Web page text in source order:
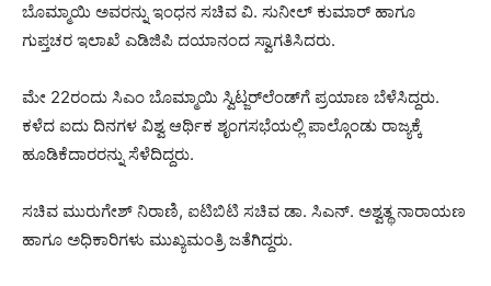
ಬೊಮ್ಮಾಯಿ ಅವರನ್ನು ಇಂಧನ ಸಚಿವ ವಿ. ಸುನೀಲ್ ಕುಮಾರ್ ಹಾಗೂ
ಗುಪ್ತಚರ ಇಲಾಖೆ ಎಡಿಜಿಪಿ ದಯಾನಂದ ಸ್ವಾಗತಿಸಿದರು.
ಮೇ 22ರಂದು ಸಿಎಂ ಬೊಮ್ಮಾಯಿ ಸ್ವಿಟ್ಜರ್‌ಲೆಂಡ್‌ಗೆ ಪ್ರಯಾಣ ಬೆಳೆಸಿದ್ದರು.
ಕಳೆದ ಐದು ದಿನಗಳ ವಿಶ್ವ ಆರ್ಥಿಕ ಶೃಂಗಸಭೆಯಲ್ಲಿ ಪಾಲ್ಗೊಂಡು ರಾಜ್ಯಕ್ಕೆ
ಹೂಡಿಕೆದಾರರನ್ನು ಸೆಳೆದಿದ್ದರು.
ಸಚಿವ ಮುರುಗೇಶ್ ನಿರಾಣಿ, ಐಟಿಬಿಟಿ ಸಚಿವ ಡಾ. ಸಿಎನ್. ಅಶ್ವತ್ಥ ನಾರಾಯಣ
ಹಾಗೂ ಅಧಿಕಾರಿಗಳು ಮುಖ್ಯಮಂತ್ರಿ ಜತೆಗಿದ್ದರು.